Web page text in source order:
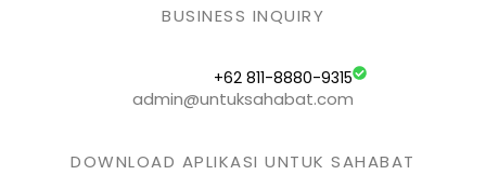
BUSINESS INQUIRY
+62 811-8880-9315
admin@untuksahabat.com
DOWNLOAD APLIKASI UNTUK SAHABAT